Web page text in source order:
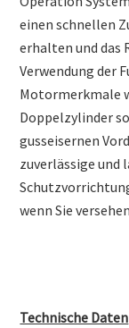
einen schnellen
erhalten und das
Verwendung der
Motormerkmale
Doppelzylinder
gusseisernen
zuverlässige und
wenn Sie
Technische Daten